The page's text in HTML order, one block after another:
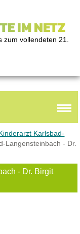
IM NETZ
vollendeten 21.
Karlsbad-
Langensteinbach - Dr.
- Dr. Birgit